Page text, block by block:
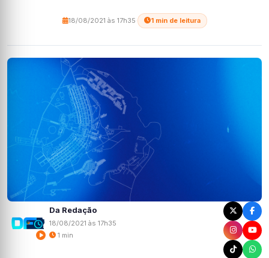
18/08/2021 às 17h35 1 min de leitura
Da Redação
18/08/2021 às 17h35
1 min